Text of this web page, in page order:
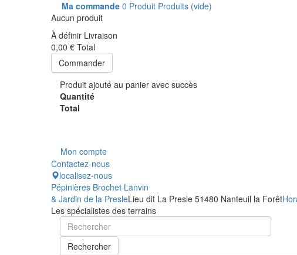
Ma commande 0 Produit Produits (vide)
Aucun produit
À définir Livraison
0,00 € Total
Commander
Produit ajouté au panier avec succès
Quantité
Total
Mon compte
Contactez-nous
localisez-nous
Pépinières Brochet Lanvin
& Jardin de la PresleLieu dit La Presle 51480 Nanteuil la Forêt
Les spécialistes des terrains
Rechercher